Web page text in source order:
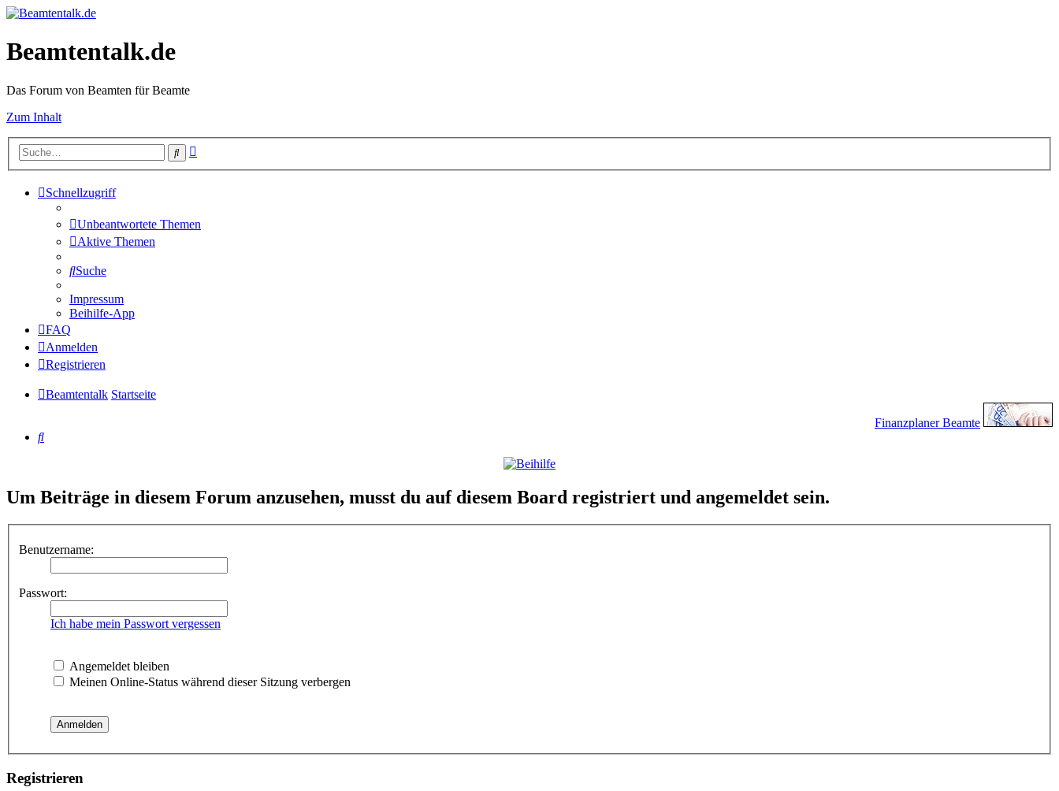
Beamtentalk.de
Das Forum von Beamten für Beamte
Zum Inhalt
Suche
Schnellzugriff
Unbeantwortete Themen
Aktive Themen
Suche
Impressum
Beihilfe-App
FAQ
Anmelden
Registrieren
Beamtentalk Startseite
Finanzplaner Beamte
Suche
Um Beiträge in diesem Forum anzusehen, musst du auf diesem Board registriert und angemeldet sein.
Benutzername:
Passwort:
Ich habe mein Passwort vergessen
Angemeldet bleiben
Meinen Online-Status während dieser Sitzung verbergen
Registrieren